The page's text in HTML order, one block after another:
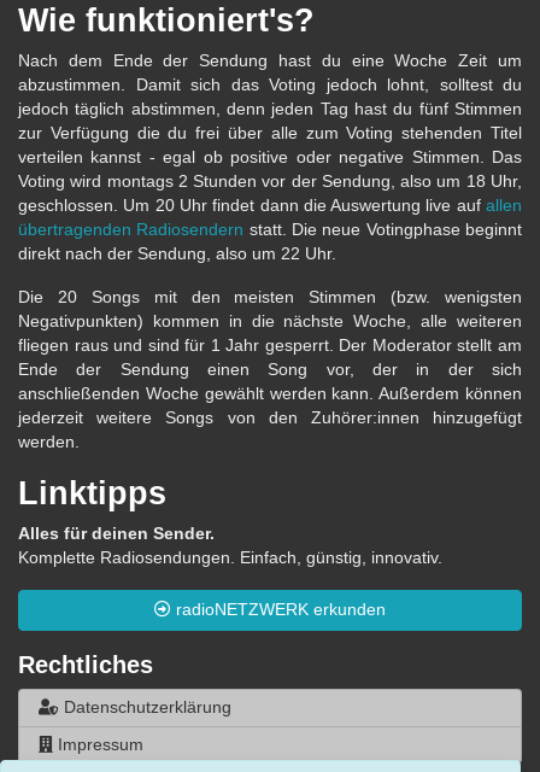
Wie funktioniert's?
Nach dem Ende der Sendung hast du eine Woche Zeit um
abzustimmen. Damit sich das Voting jedoch lohnt, solltest du
jedoch täglich abstimmen, denn jeden Tag hast du fünf Stimmen
zur Verfügung die du frei über alle zum Voting stehenden Titel
verteilen kannst - egal ob positive oder negative Stimmen. Das
Voting wird montags 2 Stunden vor der Sendung, also um 18 Uhr,
geschlossen. Um 20 Uhr findet dann die Auswertung live auf allen
übertragenden Radiosendern statt. Die neue Votingphase beginnt
direkt nach der Sendung, also um 22 Uhr.
Die 20 Songs mit den meisten Stimmen (bzw. wenigsten
Negativpunkten) kommen in die nächste Woche, alle weiteren
fliegen raus und sind für 1 Jahr gesperrt. Der Moderator stellt am
Ende der Sendung einen Song vor, der in der sich
anschließenden Woche gewählt werden kann. Außerdem können
jederzeit weitere Songs von den Zuhörer:innen hinzugefügt
werden.
Linktipps
Alles für deinen Sender.
Komplette Radiosendungen. Einfach, günstig, innovativ.
radioNETZWERK erkunden
Rechtliches
Datenschutzerklärung
Impressum